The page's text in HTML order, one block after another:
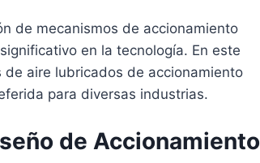
de mecanismos de accionamiento
en la tecnología. En este
aire lubricados de accionamiento
para diversas industrias.
de Accionamiento